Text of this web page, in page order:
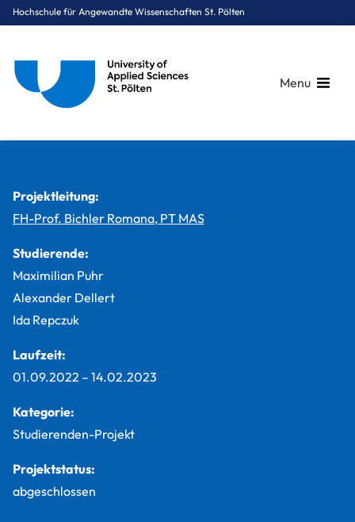
Hochschule für Angewandte Wissenschaften St. Pölten
Menu
Projektleitung:
FH-Prof. Bichler Romana, PT MAS
Studierende:
Maximilian Puhr
Alexander Dellert
Ida Repczuk
Laufzeit:
01.09.2022 – 14.02.2023
Kategorie:
Studierenden-Projekt
Projektstatus:
abgeschlossen